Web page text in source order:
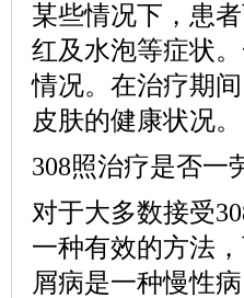
某些情况下，患
红及水泡等症状
情况。在治疗期
皮肤的健康状况。
308照治疗是否一
对于大多数接受
一种有效的方法
屑病是一种慢性